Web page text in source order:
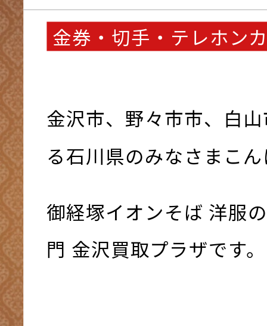
金券・切手・テレホン
金沢市、野々市市、白
る石川県のみなさまこ
御経塚イオンそば 洋服
門 金沢買取プラザです。